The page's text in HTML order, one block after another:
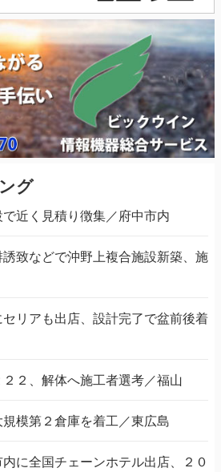
グ
近く見積り徴集／府中市内
致などで沖野上複合施設新築、施
リアも出店、設計完了で盆前後着
２、解体へ施工者選考／福山
模第２倉庫を着工／東広島
に全国チェーンホテル出店、２０